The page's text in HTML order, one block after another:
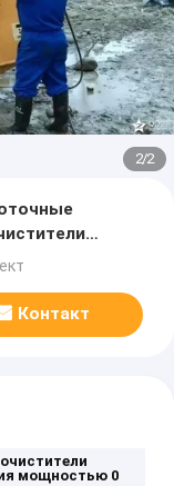
2/2
Контакт
мощностью 0